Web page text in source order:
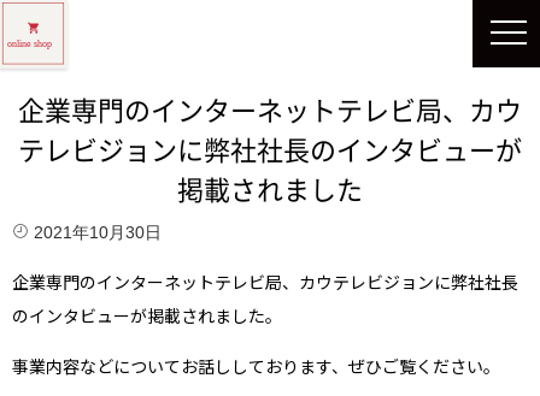
企業専門のインターネットテレビ局、カウ
テレビジョンに弊社社長のインタビューが
掲載されました
2021年10月30日
企業専門のインターネットテレビ局、カウテレビジョンに弊社社長
のインタビューが掲載されました。
事業内容などについてお話ししております、ぜひご覧ください。